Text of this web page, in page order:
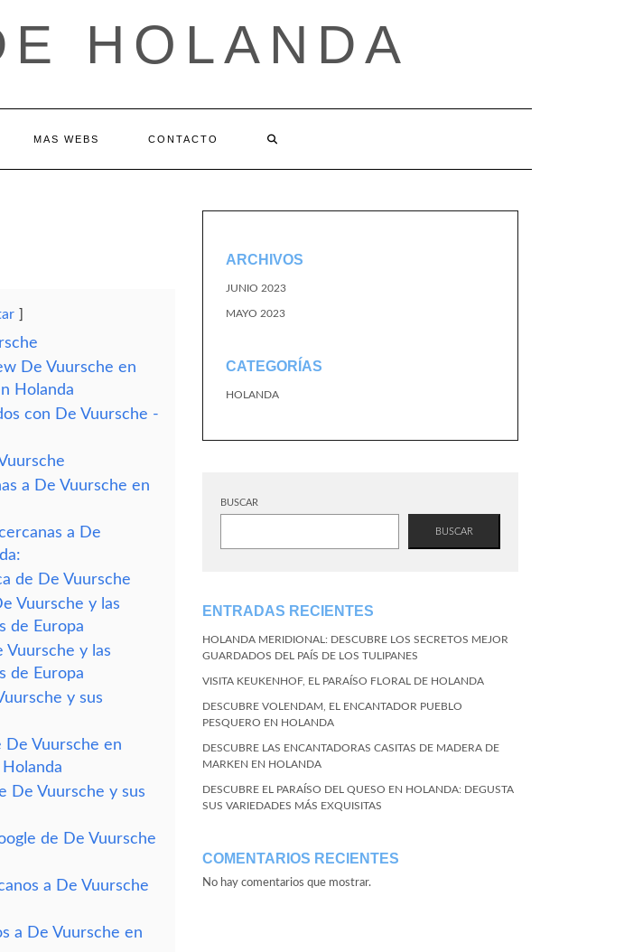
HOLANDA
MAS WEBS CONTACTO
De Vuursche en
Holanda
con De Vuursche -
a De Vuursche en
a De
de De Vuursche
Vuursche y las
de Europa
Vuursche y las
de Europa
y sus
De Vuursche en
De Vuursche y sus
de De Vuursche
a De Vuursche
a De Vuursche en
ARCHIVOS
JUNIO 2023
MAYO 2023
CATEGORÍAS
HOLANDA
BUSCAR
BUSCAR
ENTRADAS RECIENTES
HOLANDA MERIDIONAL: DESCUBRE LOS SECRETOS MEJOR
GUARDADOS DEL PAÍS DE LOS TULIPANES
VISITA KEUKENHOF, EL PARAÍSO FLORAL DE HOLANDA
DESCUBRE VOLENDAM, EL ENCANTADOR PUEBLO
PESQUERO EN HOLANDA
DESCUBRE LAS ENCANTADORAS CASITAS DE MADERA DE
MARKEN EN HOLANDA
DESCUBRE EL PARAÍSO DEL QUESO EN HOLANDA: DEGUSTA
SUS VARIEDADES MÁS EXQUISITAS
COMENTARIOS RECIENTES
No hay comentarios que mostrar.